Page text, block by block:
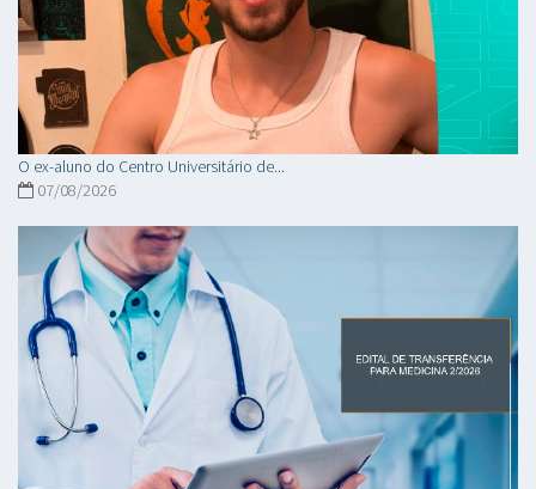
O ex-aluno do Centro Universitário de...
07/08/2026